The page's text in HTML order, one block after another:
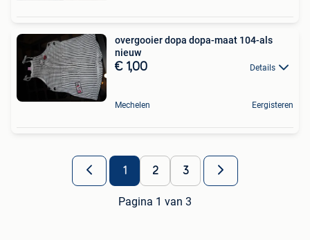
overgooier dopa dopa-maat 104-als
nieuw
€ 1,00 Details
Mechelen Eergisteren
1 2 3
Pagina 1 van 3